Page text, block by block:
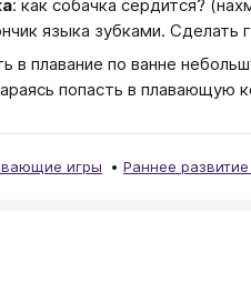
: как собачка сердится?
языка зубками. Сделать
в плавание по ванне
попасть в плавающую
игры Раннее